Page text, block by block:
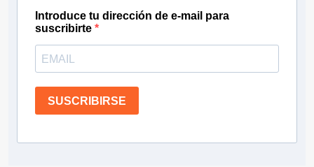
Introduce tu dirección de e-mail para
suscribirte
SUSCRIBIRSE